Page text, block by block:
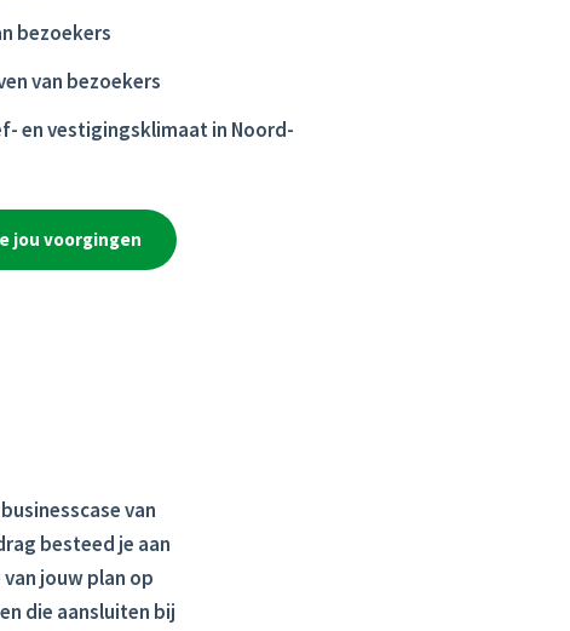
bezoekers
van bezoekers
en vestigingsklimaat in Noord-
jou voorgingen
van
besteed je aan
jouw plan op
die aansluiten bij